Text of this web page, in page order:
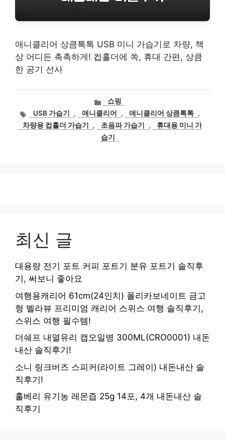
애니클리어 상큼톡톡 USB 미니 가습기로 차량, 책
상 어디든 촉촉하게! 컵홀더에 쏙, 휴대 간편, 상큼
한 공기 선사
카
테
고
리
쇼핑
태
그
USB 가습기 , 애니클리어 , 애니클리어 상큼톡톡 ,
차량용 컵홀더 가습기
, 초음파 가습기 ,
휴대용 미니 가
습기
최신 글
대용량 전기 포트 커피 포트기 분유 포트기 솔직후
기, 써보니 좋아요
여행용캐리어 61cm(24인치) 폴리카보네이트 금고
형 벨라뷰 프리미엄 캐리어 스위스 여행 솔직후기,
스위스 여행 필수템!
더쉐프 내열유리 캡오일병 300ML(CRO0001) 내돈
내산 솔직후기!
소니 링크버즈 스피커(라이트 그레이) 내돈내산 솔
직후기!
홀베리 유기농 레몬즙 25g 14포, 4개 내돈내산 솔
직후기